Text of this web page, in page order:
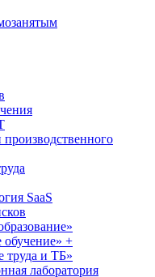
SaaS
+
труда и ТБ»
лаборатория